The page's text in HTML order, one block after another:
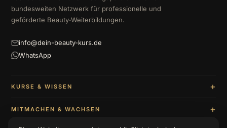
bundesweiten Netzwerk für professionelle und
geförderte Beauty-Weiterbildungen.
info@dein-beauty-kurs.de
WhatsApp
KURSE & WISSEN
MITMACHEN & WACHSEN